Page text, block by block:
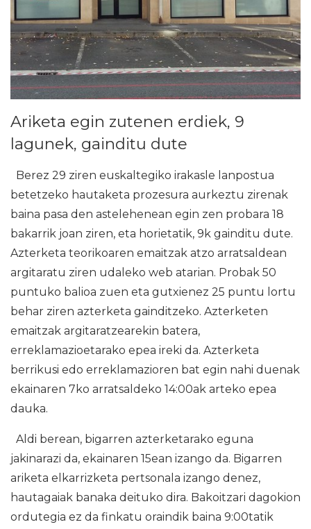
Ariketa egin zutenen erdiek, 9
lagunek, gainditu dute
Berez 29 ziren euskaltegiko irakasle lanpostua
betetzeko hautaketa prozesura aurkeztu zirenak
baina pasa den astelehenean egin zen probara 18
bakarrik joan ziren, eta horietatik, 9k gainditu dute.
Azterketa teorikoaren emaitzak atzo arratsaldean
argitaratu ziren udaleko web atarian. Probak 50
puntuko balioa zuen eta gutxienez 25 puntu lortu
behar ziren azterketa gainditzeko. Azterketen
emaitzak argitaratzearekin batera,
erreklamazioetarako epea ireki da. Azterketa
berrikusi edo erreklamazioren bat egin nahi duenak
ekainaren 7ko arratsaldeko 14:00ak arteko epea
dauka.
Aldi berean, bigarren azterketarako eguna
jakinarazi da, ekainaren 15ean izango da. Bigarren
ariketa elkarrizketa pertsonala izango denez,
hautagaiak banaka deituko dira. Bakoitzari dagokion
ordutegia ez da finkatu oraindik baina 9:00tatik